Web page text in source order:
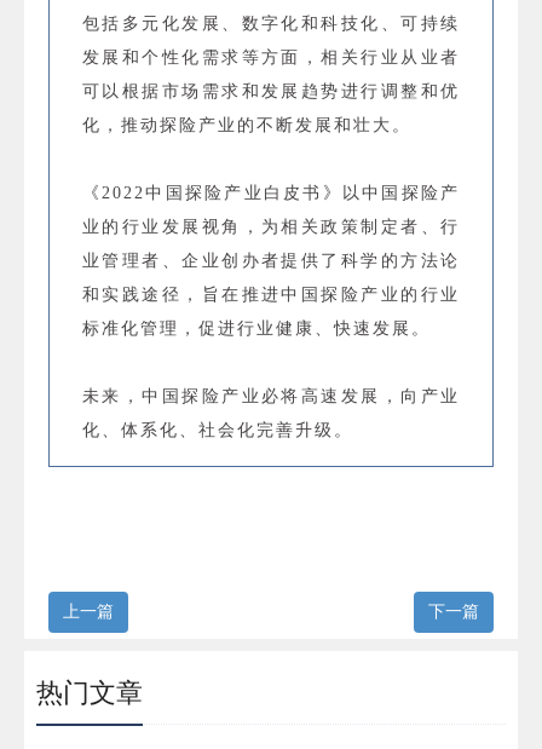
包括多元化发展、数字化和科技化、可持续
发展和个性化需求等方面，相关行业从业者
可以根据市场需求和发展趋势进行调整和优
化，推动探险产业的不断发展和壮大。
《2022中国探险产业白皮书》以中国探险产
业的行业发展视角，为相关政策制定者、行
业管理者、企业创办者提供了科学的方法论
和实践途径，旨在推进中国探险产业的行业
标准化管理，促进行业健康、快速发展。
未来，中国探险产业必将高速发展，向产业
化、体系化、社会化完善升级。
上一篇 下一篇
热门文章